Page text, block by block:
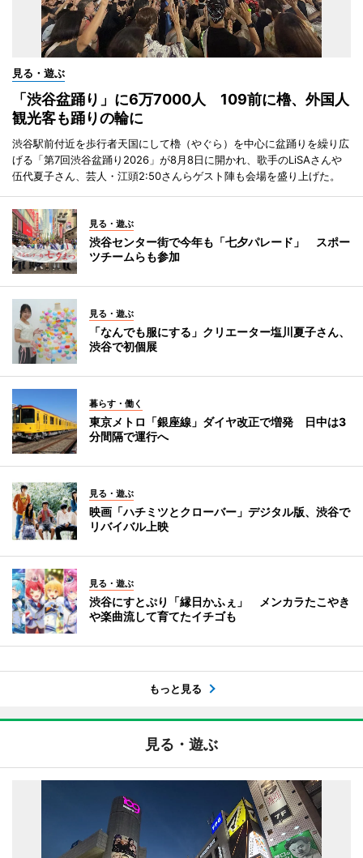
見る・遊ぶ
「渋谷盆踊り」に6万7000人 109前に櫓、外国人
観光客も踊りの輪に
渋谷駅前付近を歩行者天国にして櫓（やぐら）を中心に盆踊りを繰り広
げる「第7回渋谷盆踊り2026」が8月8日に開かれ、歌手のLiSAさんや
伍代夏子さん、芸人・江頭2:50さんらゲスト陣も会場を盛り上げた。
見る・遊ぶ
渋谷センター街で今年も「七夕パレード」 スポー
ツチームらも参加
見る・遊ぶ
「なんでも服にする」クリエーター塩川夏子さん、
渋谷で初個展
暮らす・働く
東京メトロ「銀座線」ダイヤ改正で増発 日中は3
分間隔で運行へ
見る・遊ぶ
映画「ハチミツとクローバー」デジタル版、渋谷で
リバイバル上映
見る・遊ぶ
渋谷にすとぷり「縁日かふぇ」 メンカラたこやき
や楽曲流して育てたイチゴも
もっと見る
見る・遊ぶ